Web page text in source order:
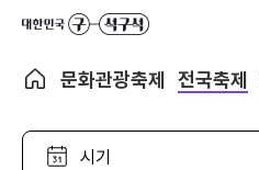
문화관광축제 전국축제
시